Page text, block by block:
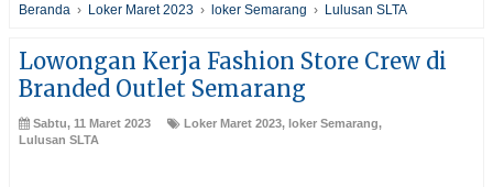
Beranda › Loker Maret 2023 › loker Semarang › Lulusan SLTA
Lowongan Kerja Fashion Store Crew di
Branded Outlet Semarang
Sabtu, 11 Maret 2023 Loker Maret 2023, loker Semarang,
Lulusan SLTA